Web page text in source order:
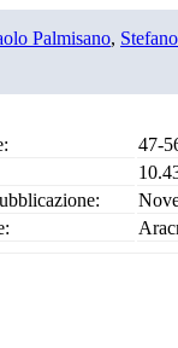
Palmisano,
47-